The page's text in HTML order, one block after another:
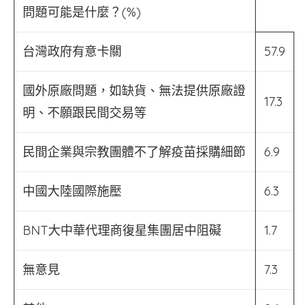
問題可能是什麼？(%)
台灣政府有意卡關 57.9
國外原廠問題，如缺貨、無法提供原廠證
明、不願跟民間交易等
17.3
民間企業與宗教團體不了解疫苗採購細節 6.9
中國大陸國際施壓 6.3
BNT大中華代理商復星集團居中阻礙 1.7
無意見 7.3